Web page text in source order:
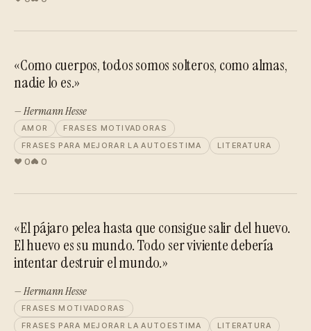
«Como cuerpos, todos somos solteros, como almas,
nadie lo es.»
— Hermann Hesse
AMOR
FRASES MOTIVADORAS
FRASES PARA MEJORAR LA AUTOESTIMA
LITERATURA
0 0
«El pájaro pelea hasta que consigue salir del huevo.
El huevo es su mundo. Todo ser viviente debería
intentar destruir el mundo.»
— Hermann Hesse
FRASES MOTIVADORAS
FRASES PARA MEJORAR LA AUTOESTIMA
LITERATURA